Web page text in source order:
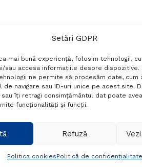
Setări GDPR
mai bună experiență, folosim tehnologii,
sau accesa informațiile despre dispozitive.
ne permite să procesăm date, cum
de navigare sau ID-uri unice pe acest site.
îți retragi consimțământul dat poate
funcționalități și funcții.
Refuză
Politica cookiesPolitică de confidențialitate
si conditii Politică de